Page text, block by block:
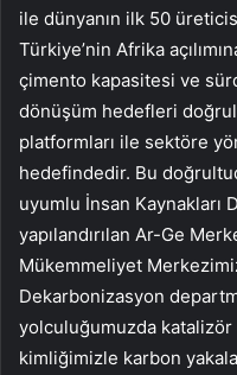
ile dünyanın ilk 50
Türkiye’nin Afrika
çimento kapasitesi ve
dönüşüm hedefleri
platformları ile sektöre
hedefindedir. Bu
uyumlu İnsan Kaynakları
yapılandırılan Ar-Ge
Mükemmeliyet
Dekarbonizasyon
yolculuğumuzda
kimliğimizle karbon